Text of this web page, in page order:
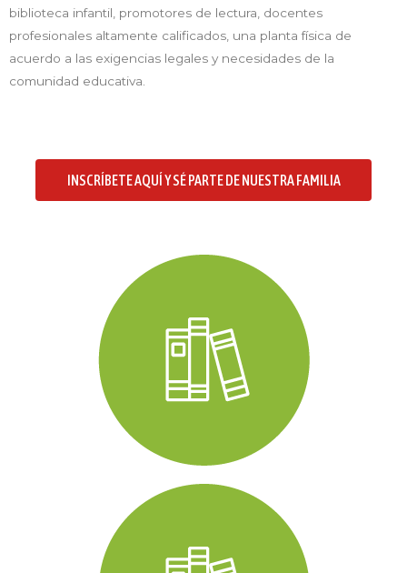
biblioteca infantil, promotores de lectura, docentes
profesionales altamente calificados, una planta física de
acuerdo a las exigencias legales y necesidades de la
comunidad educativa.
INSCRÍBETE AQUÍ Y SÉ PARTE DE NUESTRA FAMILIA